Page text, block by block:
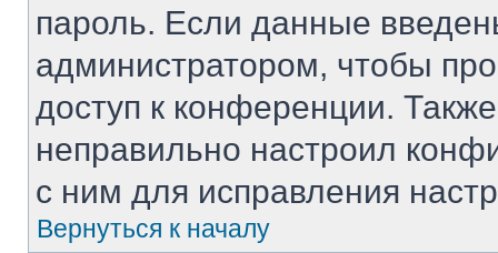
пароль. Если данные
администратором, чтобы
доступ к конференции.
неправильно настроил
с ним для исправления
Вернуться к началу